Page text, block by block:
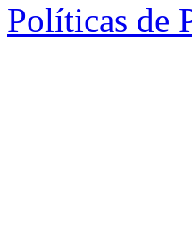
Políticas de